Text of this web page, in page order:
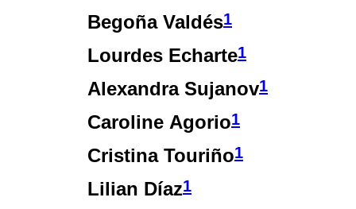
Begoña Valdés1
Lourdes Echarte1
Alexandra Sujanov1
Caroline Agorio1
Cristina Touriño1
Lilian Díaz1